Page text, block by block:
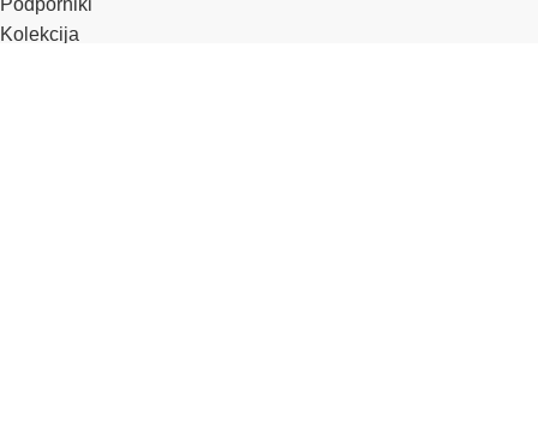
Podporniki
Kolekcija